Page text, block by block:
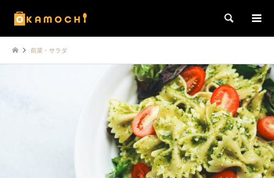
検索
前菜・サラダ